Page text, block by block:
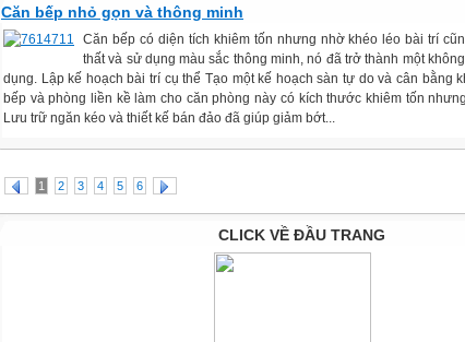
Căn bếp nhỏ gọn và thông minh
Căn bếp có diện tích khiêm tốn nhưng nhờ khéo léo bài trí
thất và sử dụng màu sắc thông minh, nó đã trở thành một
dụng. Lập kế hoạch bài trí cụ thể Tạo một kế hoạch sàn tự do và cân bằng
bếp và phòng liền kề làm cho căn phòng này có kích thước khiêm tốn
Lưu trữ ngăn kéo và thiết kế bán đảo đã giúp giảm bớt...
1 2 3 4 5 6
CLICK VỀ ĐẦU TRANG